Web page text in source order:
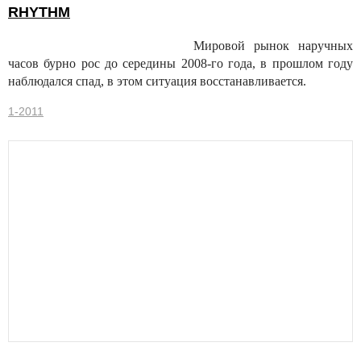
RHYTHM
Мировой рынок наручных
часов бурно рос до середины 2008-го года, в прошлом году
наблюдался спад, в этом ситуация восстанавливается.
1-2011